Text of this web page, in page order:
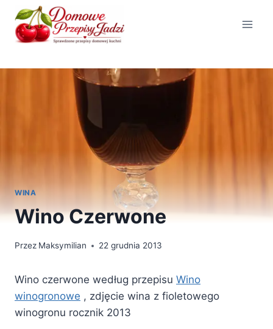
Przejdź
treści
WINA
Wino Czerwone
Przez Maksymilian 22 grudnia 2013
Wino czerwone według przepisu Wino
winogronowe , zdjęcie wina z fioletowego
winogronu rocznik 2013